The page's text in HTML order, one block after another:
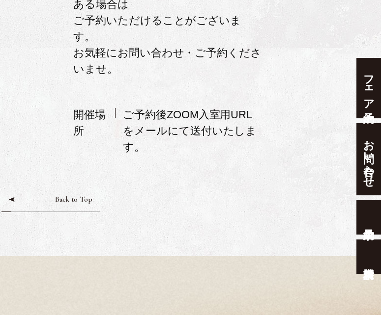
フェア予約
お問い合わせ
ある場合は
ご予約いただけることがございま
す。
お気軽にお問い合わせ・ご予約くださ
いませ。
開催場
所
ご予約後ZOOM入室用URL
をメールにて送付いたしま
す。
Back to Top